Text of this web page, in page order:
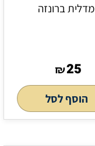
מדלית ברונזה
₪25
הוסף לסל